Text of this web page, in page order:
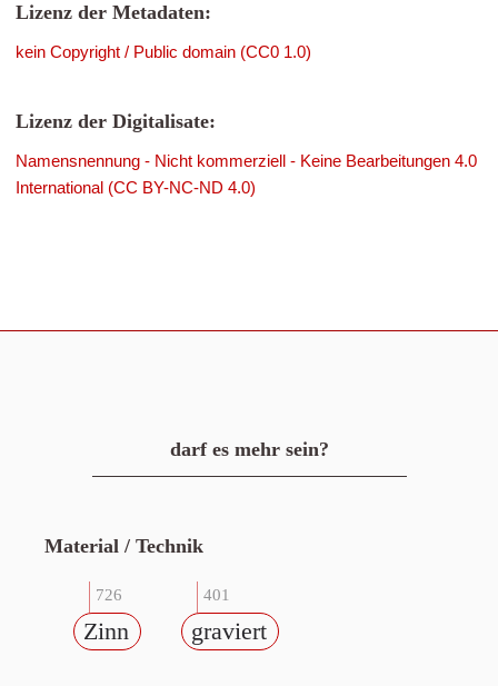
Lizenz der Metadaten:
kein Copyright / Public domain (CC0 1.0)
Lizenz der Digitalisate:
Namensnennung - Nicht kommerziell - Keine Bearbeitungen 4.0
International (CC BY-NC-ND 4.0)
darf es mehr sein?
Material / Technik
726
Zinn
401
graviert